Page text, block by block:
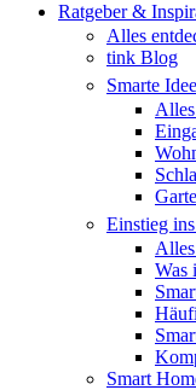
Ratgeber &
Alles
tink Blog
Smarte
Einstieg
Was
Smart